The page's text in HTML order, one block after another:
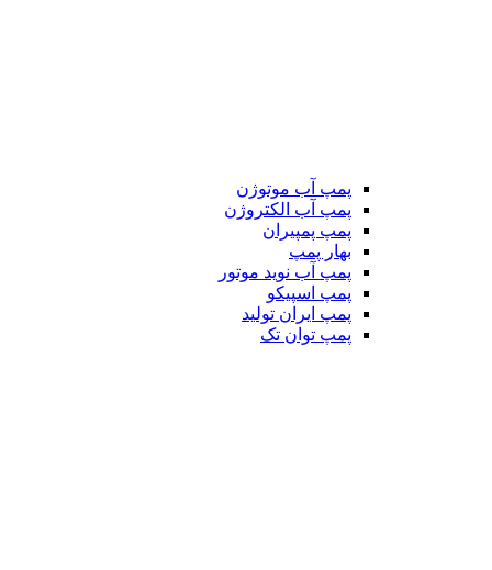
پمپ آب موتوژن
پمپ آب الکتروژن
پمپ پمپیران
بهار پمپ
پمپ آب نوید موتور
پمپ اسپیکو
پمپ ایران تولید
پمپ توان تک